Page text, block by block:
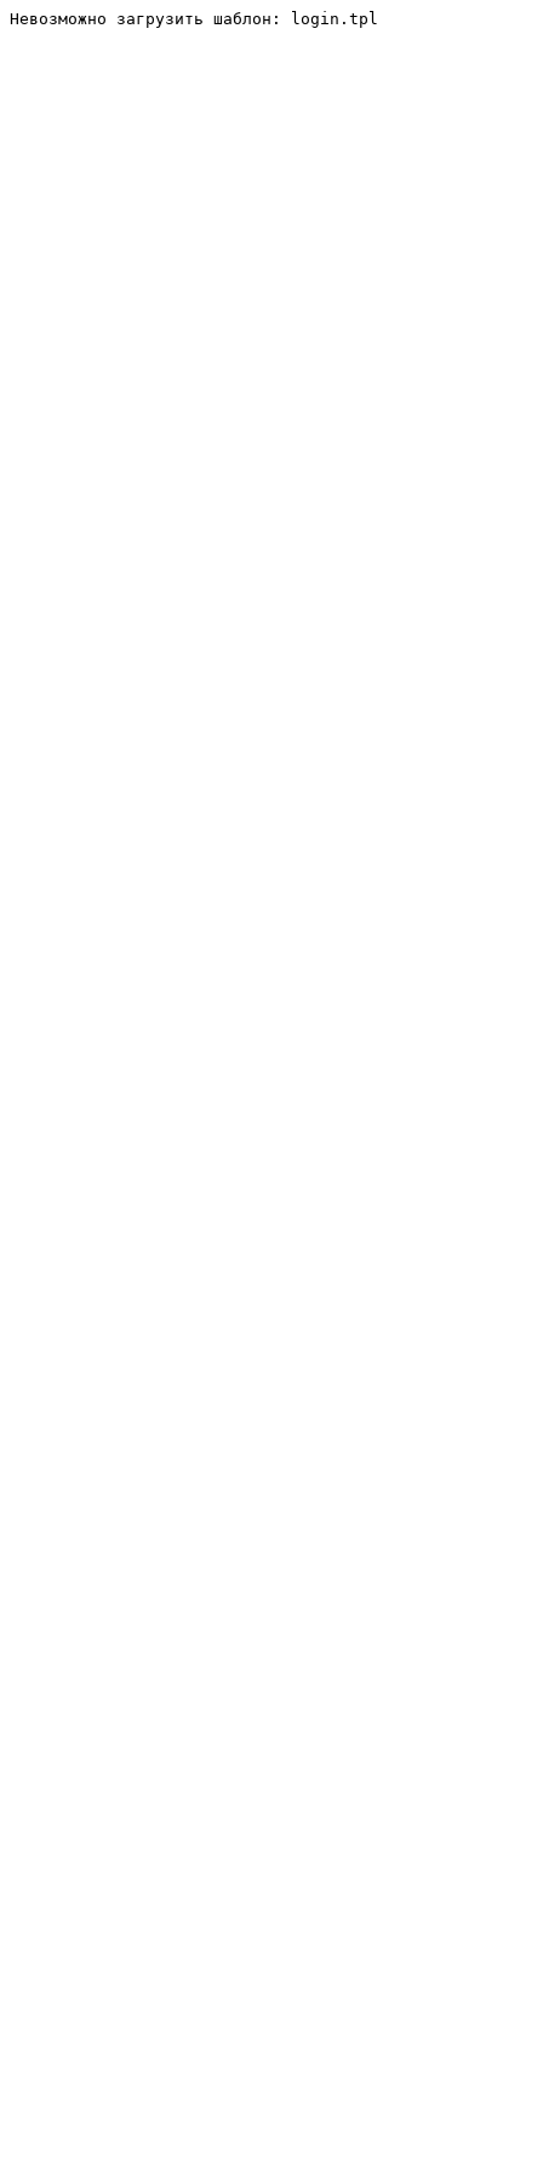
Невозможно загрузить шаблон: login.tpl